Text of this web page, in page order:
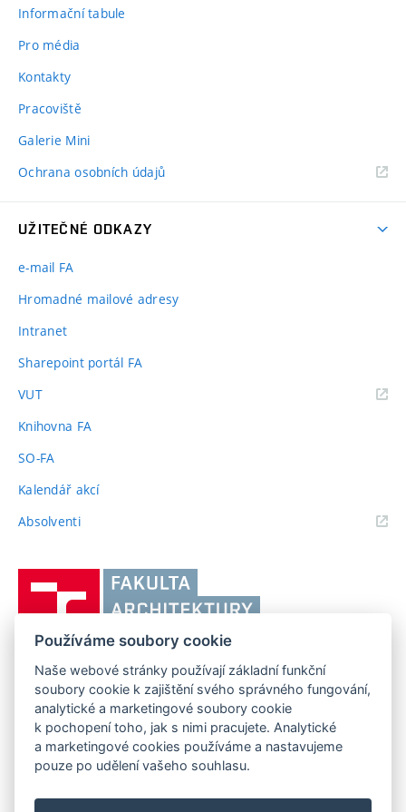
Informační tabule
Pro média
Kontakty
Pracoviště
Galerie Mini
Ochrana osobních údajů
UŽITEČNÉ ODKAZY
e-mail FA
Hromadné mailové adresy
Intranet
Sharepoint portál FA
VUT(externí
Knihovna FA
SO-FA
Kalendář akcí
Absolventi(externí
Brně,
Fakulta
architektury
FAKULTA ARCHITEKTURY VUT V BRNĚ
Poříčí 273/5, 639 00 Brno
Telefon: 54114 6600
www.fa.vutbr.cz
info@fa.vutbr.cz
Používáme soubory cookie
Naše webové stránky používají základní funkční
soubory cookie k zajištění svého správného fungování,
analytické a marketingové soubory cookie
k pochopení toho, jak s nimi pracujete. Analytické
a marketingové cookies používáme a nastavujeme
pouze po udělení vašeho souhlasu.